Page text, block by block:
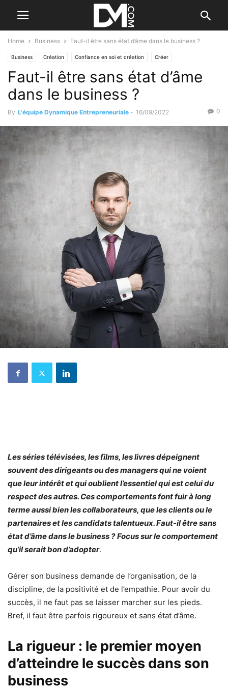
Home Business Faut-il être sans état d’âme dans le business ?
Business Création Confiance en soi et création Créer
Faut-il être sans état d’âme
dans le business ?
By L'équipe Dynamique Entrepreneuriale - 16/09/2022 0
Les séries télévisées, les films, les livres dépeignent
souvent des dirigeants ou des managers qui ne voient
que leur intérêt et qui oublient l’essentiel qui est celui du
respect des autres. Ces comportements font fuir à long
terme aussi bien les collaborateurs, que les clients ou le
partenaires et les candidats talentueux. Faut-il être sans
état d’âme dans le business ? Focus sur le comportement
qu’il serait bon d’adopter.
Gérer son business demande de l’organisation, de la
discipline, de la positivité et de l’empathie. Pour avoir du
succès, il ne faut pas se laisser marcher sur les pieds.
Bref, il faut être parfois rigoureux et sans état d’âme.
La rigueur : le premier moyen
d’atteindre le succès dans son
business